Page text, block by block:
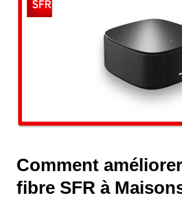
Comment
fibre SFR à